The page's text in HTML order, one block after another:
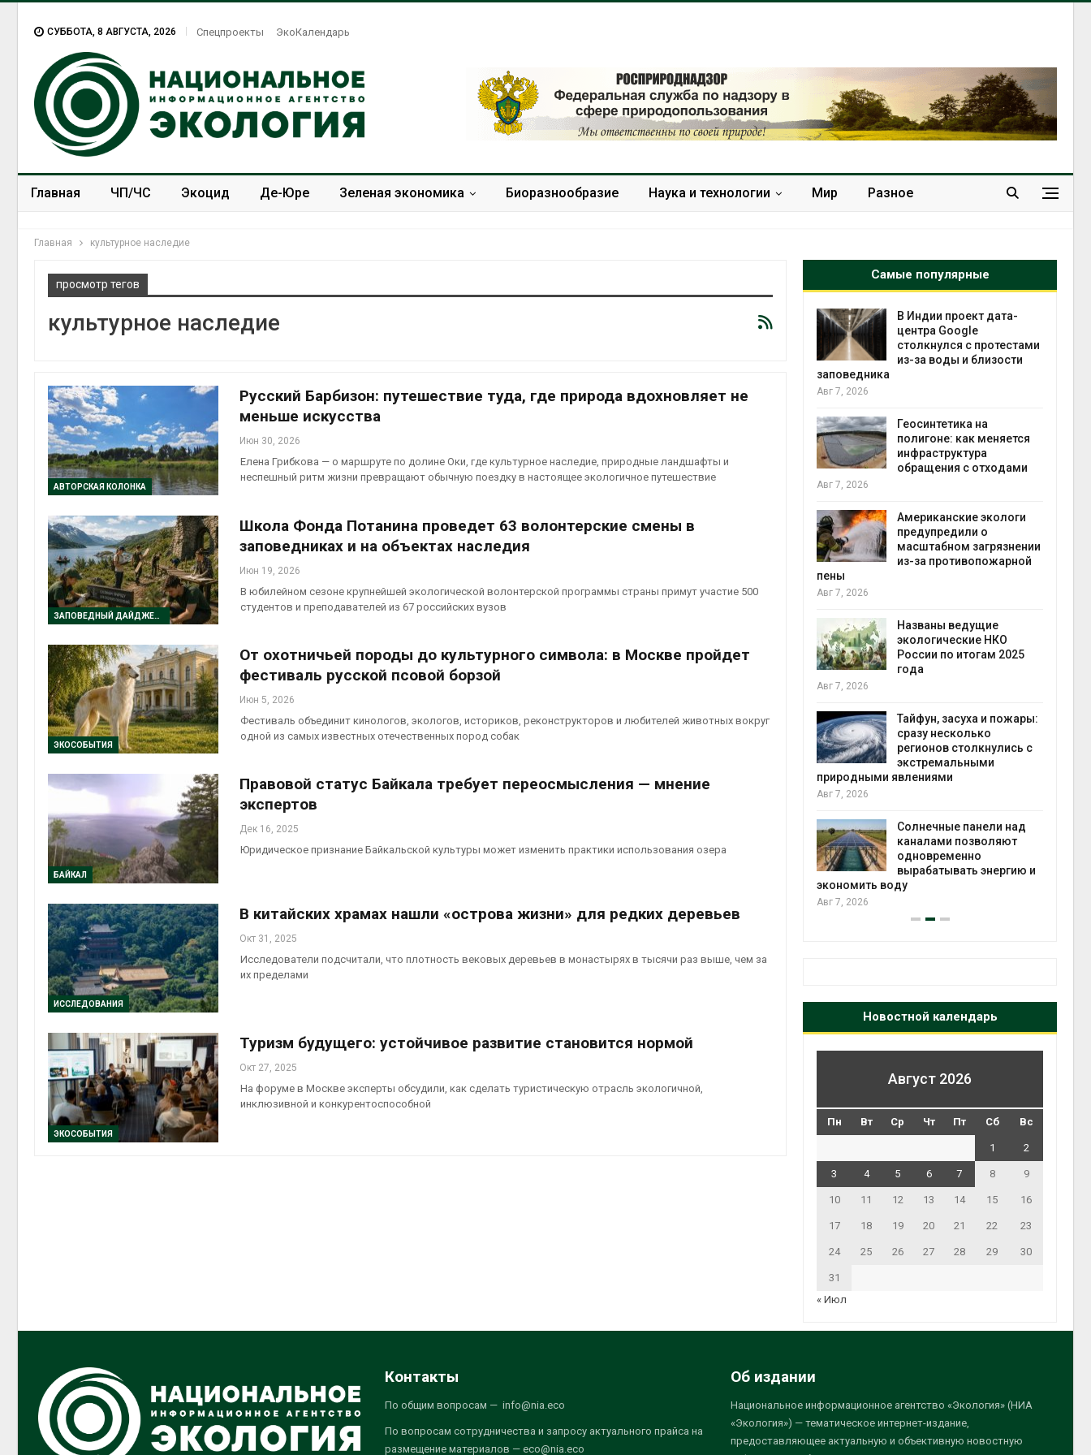
СУББОТА, 8 АВГУСТА, 2026 Спецпроекты ЭкоКалендарь
Главная ЧП/ЧС Экоцид Де-Юре Зеленая экономика Биоразнообразие Наука и технологии Мир Разное
Главная культурное наследие
просмотр тегов
культурное наследие
АВТОРСКАЯ КОЛОНКА
Русский Барбизон: путешествие туда, где природа вдохновляет не
меньше искусства
Июн 30, 2026
Елена Грибкова — о маршруте по долине Оки, где культурное наследие, природные ландшафты и
неспешный ритм жизни превращают обычную поездку в настоящее экологичное путешествие
ЗАПОВЕДНЫЙ ДАЙДЖЕСТ
Школа Фонда Потанина проведет 63 волонтерские смены в
заповедниках и на объектах наследия
Июн 19, 2026
В юбилейном сезоне крупнейшей экологической волонтерской программы страны примут участие 500
студентов и преподавателей из 67 российских вузов
ЭКОСОБЫТИЯ
От охотничьей породы до культурного символа: в Москве пройдет
фестиваль русской псовой борзой
Июн 5, 2026
Фестиваль объединит кинологов, экологов, историков, реконструкторов и любителей животных вокруг
одной из самых известных отечественных пород собак
БАЙКАЛ
Правовой статус Байкала требует переосмысления — мнение
экспертов
Дек 16, 2025
Юридическое признание Байкальской культуры может изменить практики использования озера
ИССЛЕДОВАНИЯ
В китайских храмах нашли «острова жизни» для редких деревьев
Окт 31, 2025
Исследователи подсчитали, что плотность вековых деревьев в монастырях в тысячи раз выше, чем за
их пределами
ЭКОСОБЫТИЯ
Туризм будущего: устойчивое развитие становится нормой
Окт 27, 2025
На форуме в Москве эксперты обсудили, как сделать туристическую отрасль экологичной,
инклюзивной и конкурентоспособной
Самые популярные
Минприроды
Авг 7, 2026
судов из-за дефицита
пресной воды
В китайской провинции
Шэньси из-за паводков
Авг 6, 2026
экообменники для сбора
вторсырья
Учёные предложили
Авг 6, 2026
Южная Корея ускорит
развитие солнечной
полтора раза
Авг 7, 2026
увеличить вложения в
без отопления
олени набирают вес
Ozon запустит сбор
В Индии проект дата-
центра Google
столкнулся с протестами
из-за воды и близости
заповедника
Авг 7, 2026
Геосинтетика на
полигоне: как меняется
инфраструктура
обращения с отходами
Авг 7, 2026
Американские экологи
предупредили о
масштабном загрязнении
из-за противопожарной
пены
Авг 7, 2026
Названы ведущие
экологические НКО
России по итогам 2025
года
Авг 7, 2026
Тайфун, засуха и пожары:
сразу несколько
регионов столкнулись с
экстремальными
природными явлениями
Авг 7, 2026
Солнечные панели над
каналами позволяют
одновременно
вырабатывать энергию и
экономить воду
Авг 7, 2026
Новостной календарь
Август 2026
Пн Вт Ср Чт Пт Сб Вс
1 2
3 4 5 6 7 8 9
10 11 12 13 14 15 16
17 18 19 20 21 22 23
24 25 26 27 28 29 30
31
« Июл
Контакты
По общим вопросам — info@nia.eco
По вопросам сотрудничества и запросу актуального прайса на
размещение материалов — eco@nia.eco
Об издании
Национальное информационное агентство «Экология» (НИА
«Экология») — тематическое интернет-издание,
предоставляющее актуальную и объективную новостную